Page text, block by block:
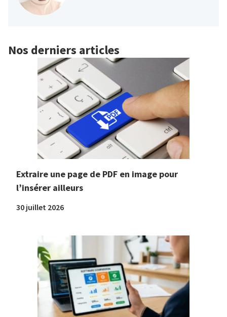
Nos derniers articles
Extraire une page de PDF en image pour
l’insérer ailleurs
30 juillet 2026